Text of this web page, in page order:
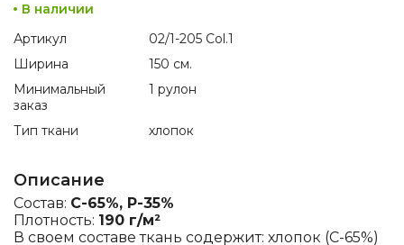
В наличии
Артикул
02/1-205 Col.1
Ширина
150 см.
Минимальный
заказ
1 рулон
Тип ткани хлопок
Описание
Состав: C-65%, P-35%
Плотность: 190 г/м²
В своем составе ткань содержит: хлопок (C-65%)